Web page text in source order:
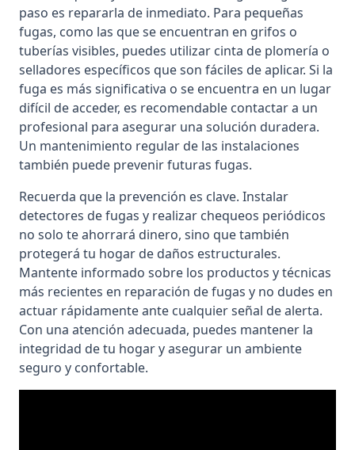
paso es repararla de inmediato. Para pequeñas
fugas, como las que se encuentran en grifos o
tuberías visibles, puedes utilizar cinta de plomería o
selladores específicos que son fáciles de aplicar. Si la
fuga es más significativa o se encuentra en un lugar
difícil de acceder, es recomendable contactar a un
profesional para asegurar una solución duradera.
Un mantenimiento regular de las instalaciones
también puede prevenir futuras fugas.
Recuerda que la prevención es clave. Instalar
detectores de fugas y realizar chequeos periódicos
no solo te ahorrará dinero, sino que también
protegerá tu hogar de daños estructurales.
Mantente informado sobre los productos y técnicas
más recientes en reparación de fugas y no dudes en
actuar rápidamente ante cualquier señal de alerta.
Con una atención adecuada, puedes mantener la
integridad de tu hogar y asegurar un ambiente
seguro y confortable.